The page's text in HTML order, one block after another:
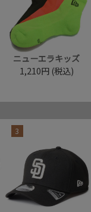
ニューエラキッズ
1,210円 (税込)
3